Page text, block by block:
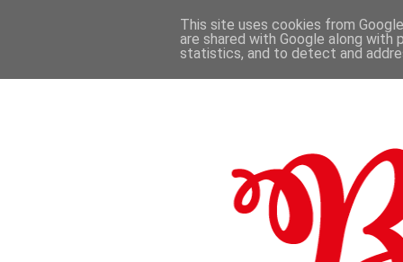
This site uses cookies from
are shared with Google along
statistics, and to detect and